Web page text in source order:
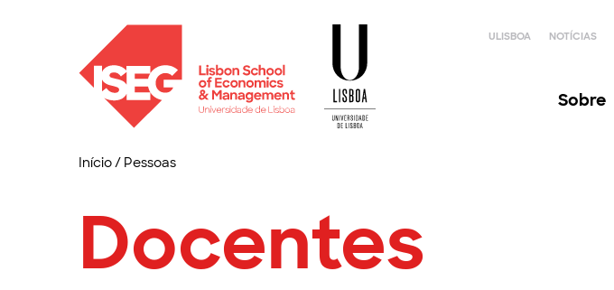
ULISBOA NOTÍCIAS
Sobre
Início/ Pessoas
Docentes